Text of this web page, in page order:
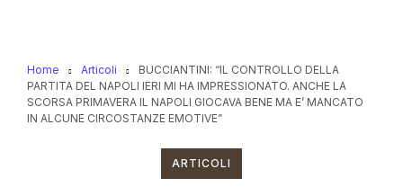
Home Articoli
BUCCIANTINI: “IL CONTROLLO DELLA
PARTITA DEL NAPOLI IERI MI HA IMPRESSIONATO. ANCHE LA
SCORSA PRIMAVERA IL NAPOLI GIOCAVA BENE MA E’ MANCATO
IN ALCUNE CIRCOSTANZE EMOTIVE”
ARTICOLI